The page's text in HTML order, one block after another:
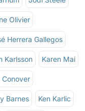
Olivier
Herrera Gallegos
Karlsson Karen Mai
Conover
Barnes Ken Karlic